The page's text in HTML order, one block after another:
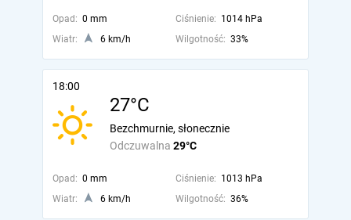
Opad: 0 mm Ciśnienie: 1014 hPa
Wiatr:
6 km/h Wilgotność: 33%
18:00
27°C
Odczuwalna 29°C
Bezchmurnie, słonecznie
Opad: 0 mm Ciśnienie: 1013 hPa
Wiatr:
6 km/h Wilgotność: 36%